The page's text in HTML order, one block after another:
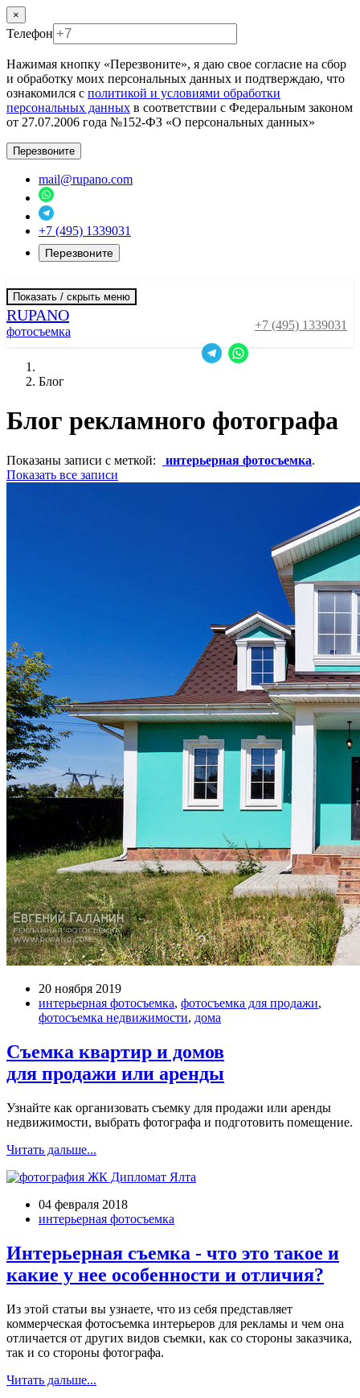
×
Телефон
Нажимая кнопку «Перезвоните», я даю свое согласие на сбор
и обработку моих персональных данных и подтверждаю, что
ознакомился с политикой и условиями обработки
персональных данных в соответствии с Федеральным законом
от 27.07.2006 года №152-ФЗ «О персональных данных»
Перезвоните
mail@rupano.com
+7 (495) 1339031
Перезвоните
Показать / скрыть меню
+7 (495) 1339031
RUPANO
фотосъемка
Блог
Блог рекламного фотографа
Показаны записи с меткой: интерьерная фотосъемка.
Показать все записи
20 ноября 2019
интерьерная фотосъемка, фотосъемка для продажи,
фотосъемка недвижимости, дома
Съемка квартир и домов
для продажи или аренды
Узнайте как организовать съемку для продажи или аренды
недвижимости, выбрать фотографа и подготовить помещение.
Читать дальше...
04 февраля 2018
интерьерная фотосъемка
Интерьерная съемка - что это такое и
какие у нее особенности и отличия?
Из этой статьи вы узнаете, что из себя представляет
коммерческая фотосъемка интерьеров для рекламы и чем она
отличается от других видов съемки, как со стороны заказчика,
так и со стороны фотографа.
Читать дальше...